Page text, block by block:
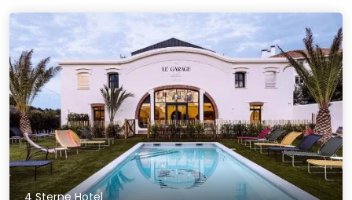
4 Sterne Hotel